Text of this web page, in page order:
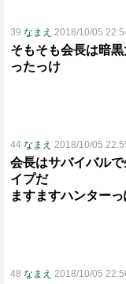
39 なまえ 2018/10/05
そもそも会長は暗
ったっけ
44 なまえ 2018/10/05
会長はサバイバル
イプだ
ますますハンター
48 なまえ 2018/10/05